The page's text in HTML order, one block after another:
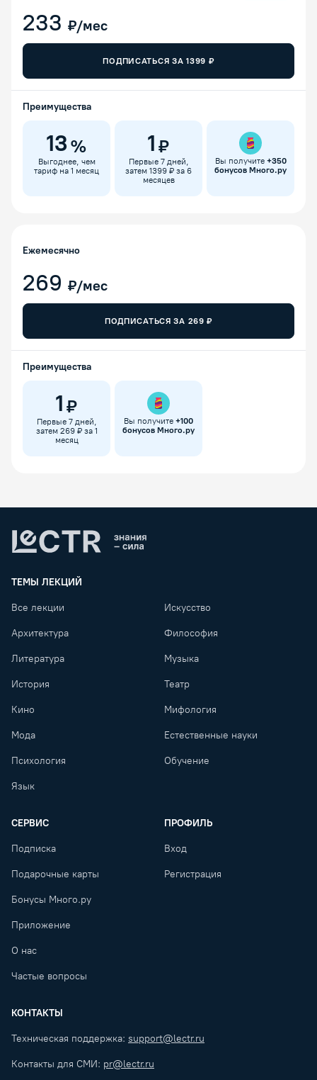
233 ₽/мес
ПОДПИСАТЬСЯ ЗА1399 ₽
Преимущества
13 %
Выгоднее, чем
тариф на 1 месяц
1 ₽
Первые 7 дней,
затем 1399 ₽ за 6
месяцев
Вы получите +350
бонусов Много.ру
Ежемесячно
269 ₽/мес
ПОДПИСАТЬСЯ ЗА 269 ₽
Преимущества
1 ₽
Первые 7 дней,
затем 269 ₽ за 1
месяц
Вы получите +100
бонусов Много.ру
ТЕМЫ ЛЕКЦИЙ
Все лекции Искусство
Архитектура Философия
Литература Музыка
История Театр
Кино Мифология
Мода Естественные науки
Психология Обучение
Язык
СЕРВИС
Подписка
Подарочные карты
Бонусы Много.ру
Приложение
О нас
Частые вопросы
ПРОФИЛЬ
Вход
Регистрация
КОНТАКТЫ
Техническая поддержка: support@lectr.ru
Контакты для СМИ: pr@lectr.ru